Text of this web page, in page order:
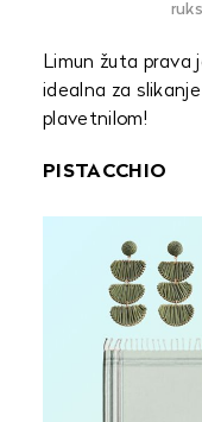
Limun žuta prava
idealna za
plavetnilom!
PISTACCHIO